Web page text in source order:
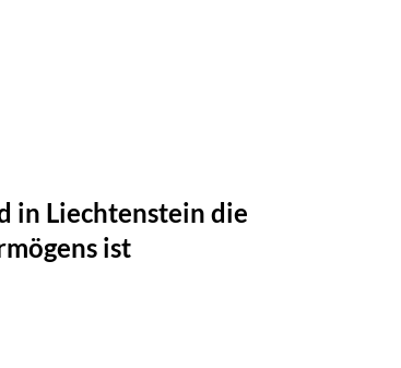
in Liechtenstein die
ist